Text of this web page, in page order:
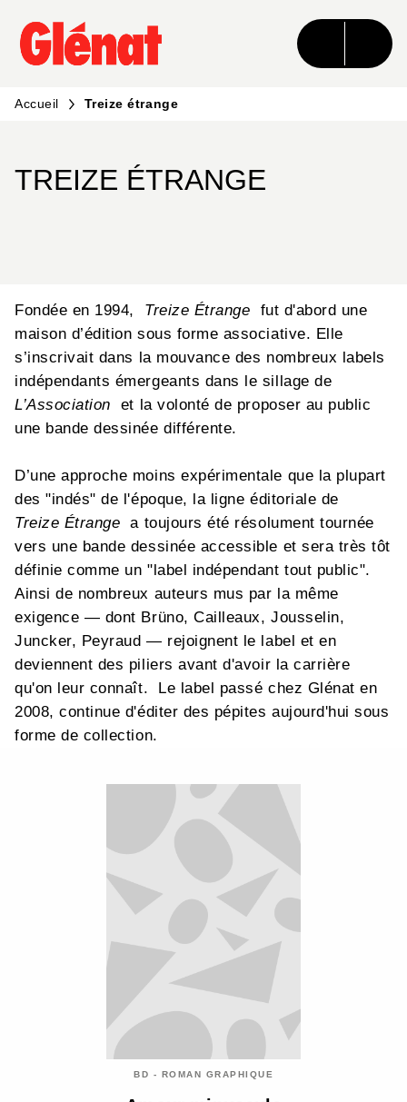
MENU RECHERCHE CONTENU
PIED DE PAGE
Accueil Treize étrange
TREIZE ÉTRANGE
Fondée en 1994, Treize Étrange fut d'abord une
maison d’édition sous forme associative. Elle
s’inscrivait dans la mouvance des nombreux labels
indépendants émergeants dans le sillage de
L’Association et la volonté de proposer au public
une bande dessinée différente.
D’une approche moins expérimentale que la plupart
des "indés" de l'époque, la ligne éditoriale de
Treize Étrangea toujours été résolument tournée
vers une bande dessinée accessible et sera très tôt
définie comme un "label indépendant tout public".
Ainsi de nombreux auteurs mus par la même
exigence — dont Brüno, Cailleaux, Jousselin,
Juncker, Peyraud — rejoignent le label et en
deviennent des piliers avant d'avoir la carrière
qu'on leur connaît. Le label passé chez Glénat en
2008, continue d'éditer des pépites aujourd'hui sous
forme de collection.
BD - ROMAN GRAPHIQUE